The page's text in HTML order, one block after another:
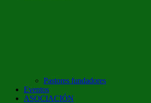
Pastores fundadores
Eventos
ASOCIACIÓN